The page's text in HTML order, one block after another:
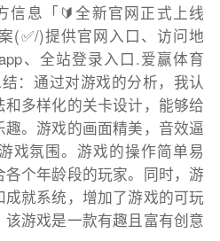
信息「🔰全新官网正式上线
(✅/)提供官网入口、访问地
、全站登录入口.爱赢体育
：通过对游戏的分析，我认
多样化的关卡设计，能够给
。游戏的画面精美，音效逼
戏氛围。游戏的操作简单易
个年龄段的玩家。同时，游
就系统，增加了游戏的可玩
游戏是一款有趣且富有创意